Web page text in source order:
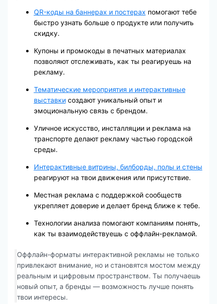
QR-коды на баннерах и постерах помогают тебе
быстро узнать больше о продукте или получить
скидку.
Купоны и промокоды в печатных материалах
позволяют отслеживать, как ты реагируешь на
рекламу.
Тематические мероприятия и интерактивные
выставкисоздают уникальный опыт и
эмоциональную связь с брендом.
Уличное искусство, инсталляции и реклама на
транспорте делают рекламу частью городской
среды.
Интерактивные витрины, билборды, полы и стены
реагируют на твои движения или присутствие.
Местная реклама с поддержкой сообществ
укрепляет доверие и делает бренд ближе к тебе.
Технологии анализа помогают компаниям понять,
как ты взаимодействуешь с оффлайн-рекламой.
Оффлайн-форматы интерактивной рекламы не только
привлекают внимание, но и становятся мостом между
реальным и цифровым пространством. Ты получаешь
новый опыт, а бренды — возможность лучше понять
твои интересы.